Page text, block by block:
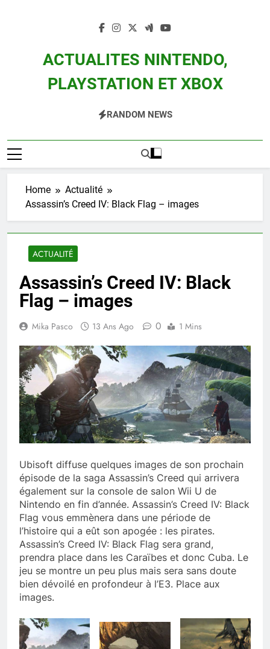
ACTUALITES NINTENDO,
PLAYSTATION ET XBOX
Zelda, Splatoon, Pokemon Entre Autres
RANDOM NEWS
Home
Actualité
Assassin’s Creed IV: Black Flag – images
ACTUALITÉ
Assassin’s Creed IV: Black
Flag – images
Mika Pasco 13 Ans Ago 0 1 Mins
Ubisoft diffuse quelques images de son prochain
épisode de la saga Assassin’s Creed qui arrivera
également sur la console de salon Wii U de
Nintendo en fin d’année. Assassin’s Creed IV: Black
Flag vous emmènera dans une période de
l’histoire qui a eût son apogée : les pirates.
Assassin’s Creed IV: Black Flag sera grand,
prendra place dans les Caraïbes et donc Cuba. Le
jeu se montre un peu plus mais sera sans doute
bien dévoilé en profondeur à l’E3. Place aux
images.